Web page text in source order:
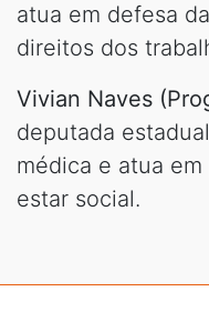
atua em defesa
direitos dos
Vivian Naves
deputada
médica e atua
estar social.